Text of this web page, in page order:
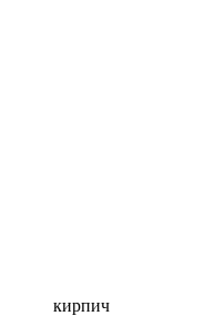
кирпич